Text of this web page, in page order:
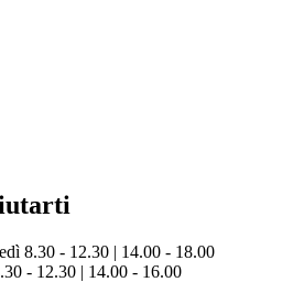
8.30 - 12.30 | 14.00 - 18.00
- 12.30 | 14.00 - 16.00